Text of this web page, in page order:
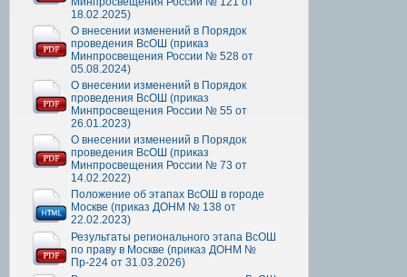
18.02.2025)
О внесении изменений в Порядок
проведения ВсОШ (приказ
Минпросвещения России № 528 от
05.08.2024)
О внесении изменений в Порядок
проведения ВсОШ (приказ
Минпросвещения России № 55 от
26.01.2023)
О внесении изменений в Порядок
проведения ВсОШ (приказ
Минпросвещения России № 73 от
14.02.2022)
Положение об этапах ВсОШ в городе
Москве (приказ ДОНМ № 138 от
22.02.2023)
Результаты регионального этапа ВсОШ
по праву в Москве (приказ ДОНМ №
Пр-224 от 31.03.2026)